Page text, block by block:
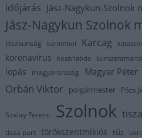
időjárás Jász-Nagykun-Szolnok
Jász-Nagykun Szolnok
Jászkunság karambol Karcag
koronavírus kosárlabda
lopás magyarország Magyar Péter
Orbán Viktor polgármester Pócs
Szalay Ferenc Szolnok tisza
tisza part törökszentmiklós tűz